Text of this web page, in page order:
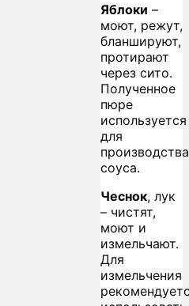
Яблоки –
моют, режут,
бланшируют,
протирают
через сито.
Полученное
пюре
используется
для
производства
соуса.
Чеснок, лук
– чистят,
моют и
измельчают.
Для
измельчения